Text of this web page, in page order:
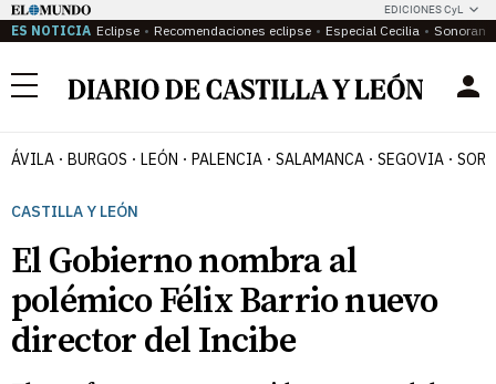
EDICIONES CyL
ES NOTICIA Eclipse Recomendaciones eclipse Especial Cecilia
Menú
ÁVILA BURGOS LEÓN PALENCIA SALAMANCA SEGOVIA
CASTILLA Y LEÓN
El Gobierno nombra al
polémico Félix Barrio nuevo
director del Incibe